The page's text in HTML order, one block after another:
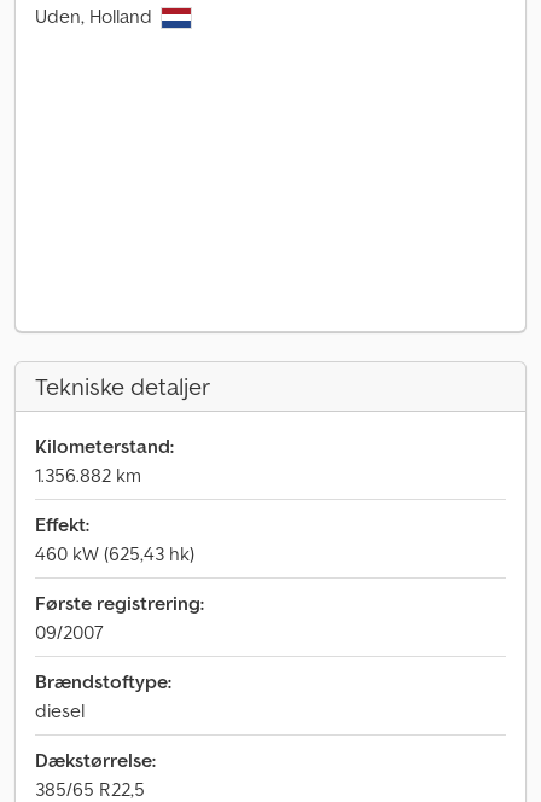
Uden, Holland
Tekniske detaljer
Kilometerstand:
1.356.882 km
Effekt:
460 kW (625,43 hk)
Første registrering:
09/2007
Brændstoftype:
diesel
Dækstørrelse:
385/65 R22,5